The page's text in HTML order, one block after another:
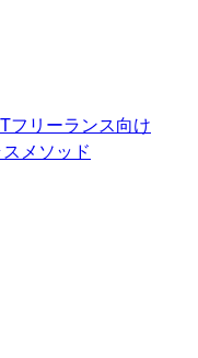
フリーランス向け
メソッド